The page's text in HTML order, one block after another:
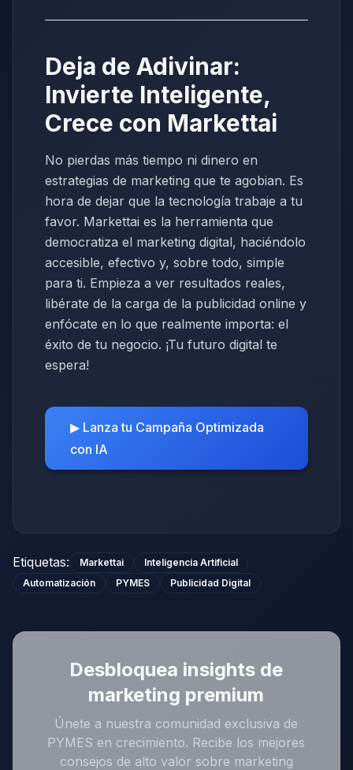
Deja de Adivinar:
Invierte Inteligente,
Crece con Markettai
No pierdas más tiempo ni dinero en
estrategias de marketing que te agobian. Es
hora de dejar que la tecnología trabaje a tu
favor. Markettai es la herramienta que
democratiza el marketing digital, haciéndolo
accesible, efectivo y, sobre todo, simple
para ti. Empieza a ver resultados reales,
libérate de la carga de la publicidad online y
enfócate en lo que realmente importa: el
éxito de tu negocio. ¡Tu futuro digital te
espera!
▶ Lanza tu Campaña Optimizada
con IA
Etiquetas: Markettai
Inteligencia Artificial
Automatización
PYMES Publicidad Digital
Desbloquea insights de
marketing premium
Únete a nuestra comunidad exclusiva de
PYMES en crecimiento. Recibe los mejores
consejos de alto valor sobre marketing